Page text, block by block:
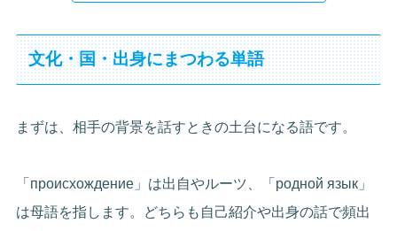
文化・国・出身にまつわる単語
まずは、相手の背景を話すときの土台になる語です。
「происхождение」は出自やルーツ、「родной язык」
は母語を指します。どちらも自己紹介や出身の話で頻出